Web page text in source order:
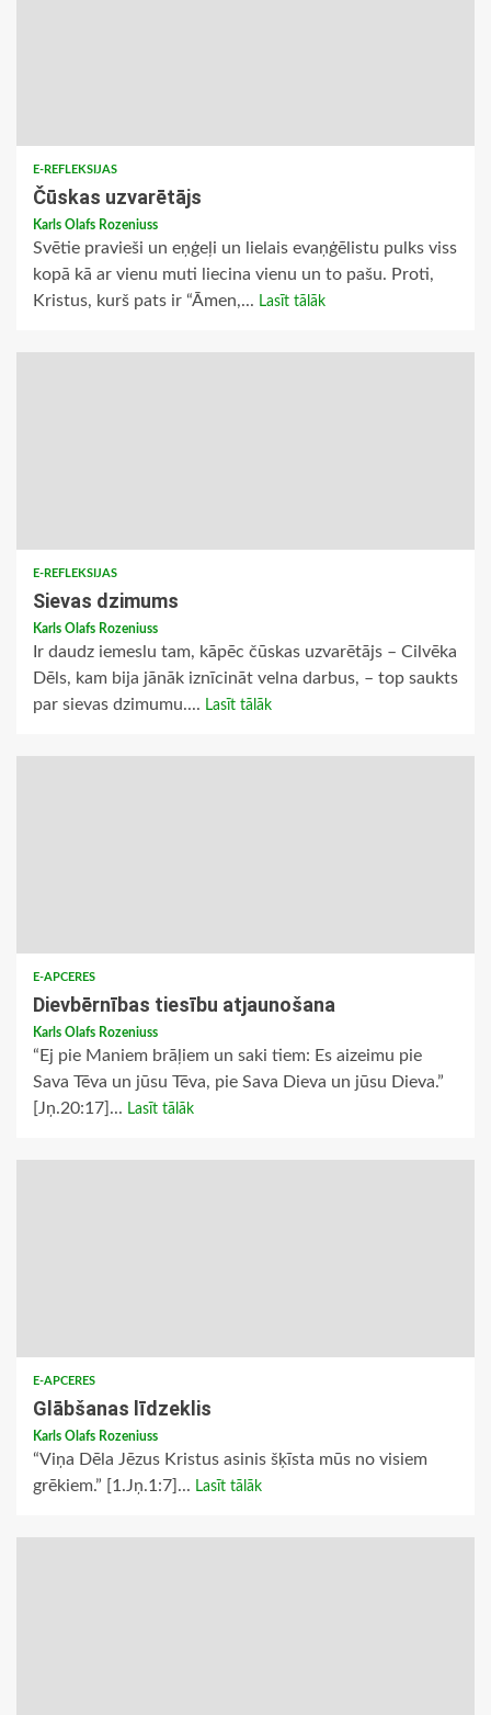
E-REFLEKSIJAS
Čūskas uzvarētājs
Karls Olafs Rozeniuss
Svētie pravieši un eņģeļi un lielais evaņģēlistu pulks viss
kopā kā ar vienu muti liecina vienu un to pašu. Proti,
Kristus, kurš pats ir “Āmen,... Lasīt tālāk
E-REFLEKSIJAS
Sievas dzimums
Karls Olafs Rozeniuss
Ir daudz iemeslu tam, kāpēc čūskas uzvarētājs – Cilvēka
Dēls, kam bija jānāk iznīcināt velna darbus, – top saukts
par sievas dzimumu.... Lasīt tālāk
E-APCERES
Dievbērnības tiesību atjaunošana
Karls Olafs Rozeniuss
“Ej pie Maniem brāļiem un saki tiem: Es aizeimu pie
Sava Tēva un jūsu Tēva, pie Sava Dieva un jūsu Dieva.”
[Jņ.20:17]... Lasīt tālāk
E-APCERES
Glābšanas līdzeklis
Karls Olafs Rozeniuss
“Viņa Dēla Jēzus Kristus asinis šķīsta mūs no visiem
grēkiem.” [1.Jņ.1:7]... Lasīt tālāk